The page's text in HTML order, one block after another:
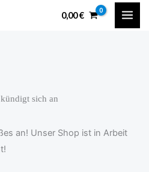
0,00€
sich an
an! Unser Shop ist in Arbeit